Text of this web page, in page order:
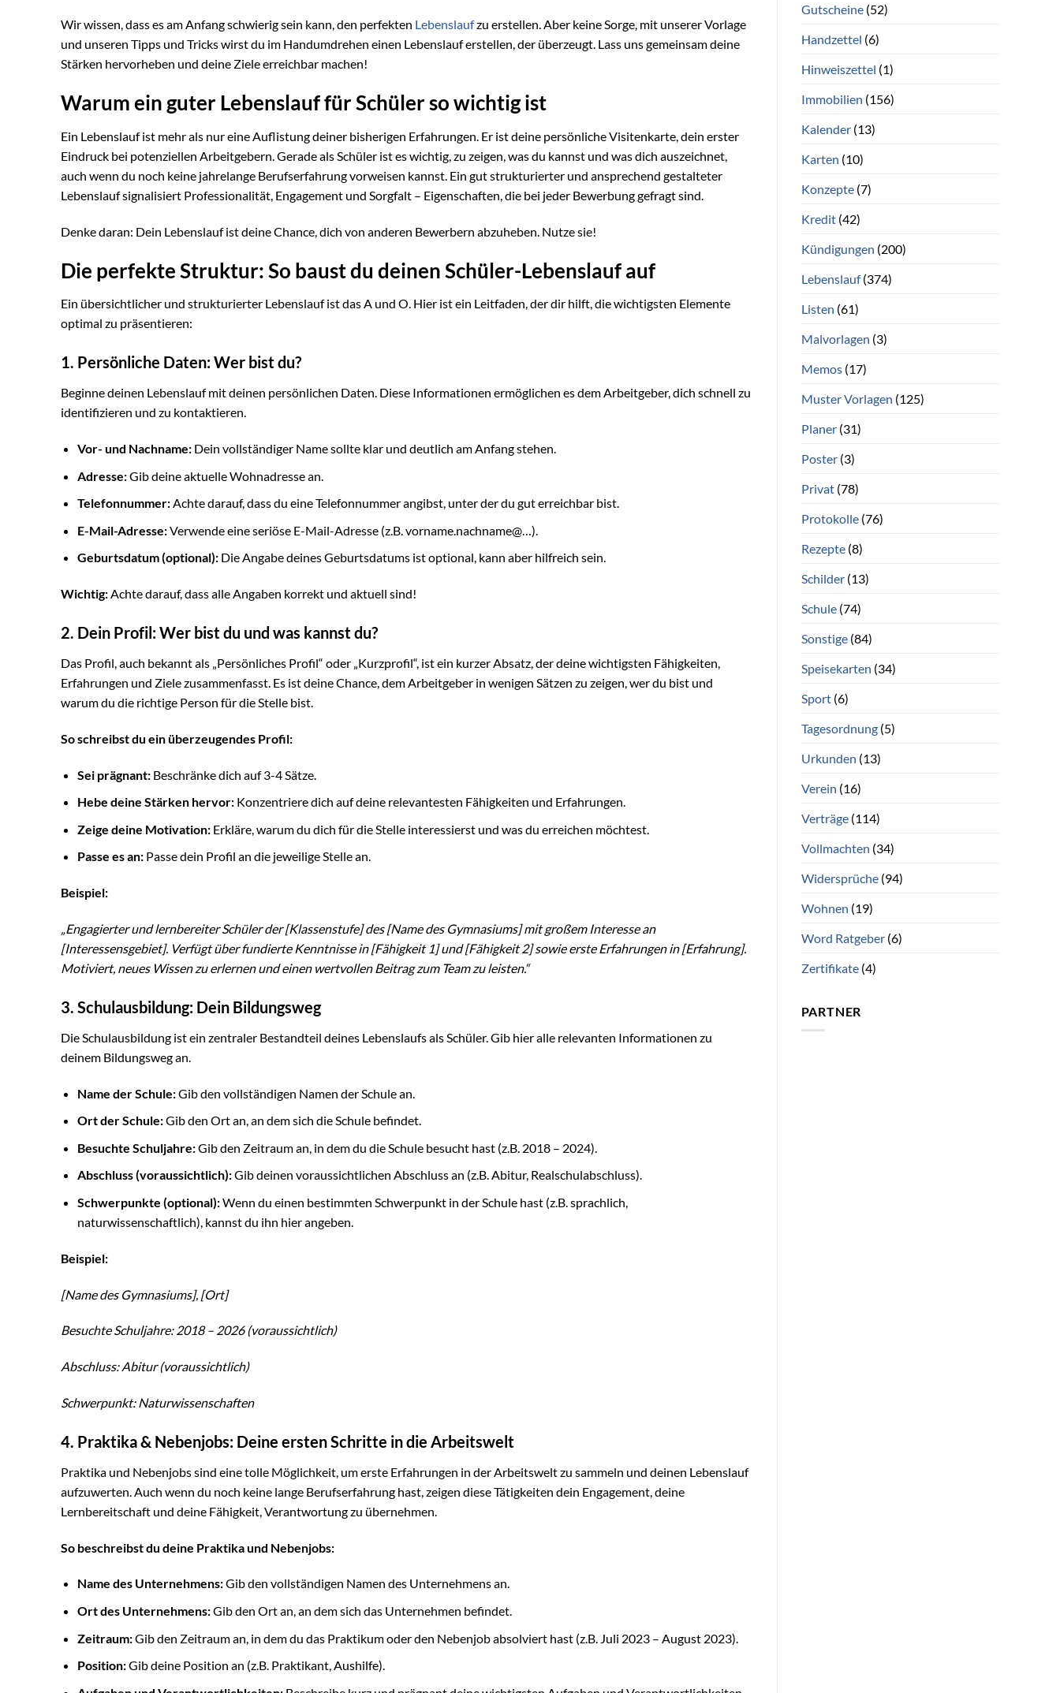
Wir wissen, dass es am Anfang schwierig sein kann, den perfekten Lebenslaufzu erstellen. Aber keine Sorge, mit unserer Vorlage
und unseren Tipps und Tricks wirst du im Handumdrehen einen Lebenslauf erstellen, der überzeugt. Lass uns gemeinsam deine
Stärken hervorheben und deine Ziele erreichbar machen!
Warum ein guter Lebenslauf für Schüler so wichtig ist
Ein Lebenslauf ist mehr als nur eine Auflistung deiner bisherigen Erfahrungen. Er ist deine persönliche Visitenkarte, dein erster
Eindruck bei potenziellen Arbeitgebern. Gerade als Schüler ist es wichtig, zu zeigen, was du kannst und was dich auszeichnet,
auch wenn du noch keine jahrelange Berufserfahrung vorweisen kannst. Ein gut strukturierter und ansprechend gestalteter
Lebenslauf signalisiert Professionalität, Engagement und Sorgfalt – Eigenschaften, die bei jeder Bewerbung gefragt sind.
Denke daran: Dein Lebenslauf ist deine Chance, dich von anderen Bewerbern abzuheben. Nutze sie!
Die perfekte Struktur: So baust du deinen Schüler-Lebenslauf auf
Ein übersichtlicher und strukturierter Lebenslauf ist das A und O. Hier ist ein Leitfaden, der dir hilft, die wichtigsten Elemente
optimal zu präsentieren:
1. Persönliche Daten: Wer bist du?
Beginne deinen Lebenslauf mit deinen persönlichen Daten. Diese Informationen ermöglichen es dem Arbeitgeber, dich schnell zu
identifizieren und zu kontaktieren.
Vor- und Nachname:Dein vollständiger Name sollte klar und deutlich am Anfang stehen.
Adresse:Gib deine aktuelle Wohnadresse an.
Telefonnummer:Achte darauf, dass du eine Telefonnummer angibst, unter der du gut erreichbar bist.
E-Mail-Adresse:Verwende eine seriöse E-Mail-Adresse (z.B. vorname.nachname@…).
Geburtsdatum (optional):Die Angabe deines Geburtsdatums ist optional, kann aber hilfreich sein.
Wichtig:Achte darauf, dass alle Angaben korrekt und aktuell sind!
2. Dein Profil: Wer bist du und was kannst du?
Das Profil, auch bekannt als „Persönliches Profil“ oder „Kurzprofil“, ist ein kurzer Absatz, der deine wichtigsten Fähigkeiten,
Erfahrungen und Ziele zusammenfasst. Es ist deine Chance, dem Arbeitgeber in wenigen Sätzen zu zeigen, wer du bist und
warum du die richtige Person für die Stelle bist.
So schreibst du ein überzeugendes Profil:
Sei prägnant:Beschränke dich auf 3-4 Sätze.
Hebe deine Stärken hervor:Konzentriere dich auf deine relevantesten Fähigkeiten und Erfahrungen.
Zeige deine Motivation:Erkläre, warum du dich für die Stelle interessierst und was du erreichen möchtest.
Passe es an:Passe dein Profil an die jeweilige Stelle an.
Beispiel:
„Engagierter und lernbereiter Schüler der [Klassenstufe] des [Name des Gymnasiums] mit großem Interesse an
[Interessensgebiet]. Verfügt über fundierte Kenntnisse in [Fähigkeit 1] und [Fähigkeit 2] sowie erste Erfahrungen in [Erfahrung].
Motiviert, neues Wissen zu erlernen und einen wertvollen Beitrag zum Team zu leisten.“
3. Schulausbildung: Dein Bildungsweg
Die Schulausbildung ist ein zentraler Bestandteil deines Lebenslaufs als Schüler. Gib hier alle relevanten Informationen zu
deinem Bildungsweg an.
Name der Schule:Gib den vollständigen Namen der Schule an.
Ort der Schule:Gib den Ort an, an dem sich die Schule befindet.
Besuchte Schuljahre:Gib den Zeitraum an, in dem du die Schule besucht hast (z.B. 2018 – 2024).
Abschluss (voraussichtlich):Gib deinen voraussichtlichen Abschluss an (z.B. Abitur, Realschulabschluss).
Schwerpunkte (optional):Wenn du einen bestimmten Schwerpunkt in der Schule hast (z.B. sprachlich,
naturwissenschaftlich), kannst du ihn hier angeben.
Beispiel:
[Name des Gymnasiums], [Ort]
Besuchte Schuljahre: 2018 – 2026 (voraussichtlich)
Abschluss: Abitur (voraussichtlich)
Schwerpunkt: Naturwissenschaften
4. Praktika & Nebenjobs: Deine ersten Schritte in die Arbeitswelt
Praktika und Nebenjobs sind eine tolle Möglichkeit, um erste Erfahrungen in der Arbeitswelt zu sammeln und deinen Lebenslauf
aufzuwerten. Auch wenn du noch keine lange Berufserfahrung hast, zeigen diese Tätigkeiten dein Engagement, deine
Lernbereitschaft und deine Fähigkeit, Verantwortung zu übernehmen.
So beschreibst du deine Praktika und Nebenjobs:
Name des Unternehmens:Gib den vollständigen Namen des Unternehmens an.
Ort des Unternehmens:Gib den Ort an, an dem sich das Unternehmen befindet.
Zeitraum:Gib den Zeitraum an, in dem du das Praktikum oder den Nebenjob absolviert hast (z.B. Juli 2023 – August 2023).
Position:Gib deine Position an (z.B. Praktikant, Aushilfe).
Gutscheine(52)
Handzettel (6)
Hinweiszettel (1)
Immobilien (156)
Kalender(13)
Karten (10)
Konzepte(7)
Kredit(42)
Kündigungen (200)
Lebenslauf(374)
Listen (61)
Malvorlagen (3)
Memos(17)
Muster Vorlagen (125)
Planer(31)
Poster(3)
Privat(78)
Protokolle(76)
Rezepte(8)
Schilder(13)
Schule(74)
Sonstige(84)
Speisekarten (34)
Sport(6)
Tagesordnung(5)
Urkunden (13)
Verein (16)
Verträge(114)
Vollmachten (34)
Widersprüche(94)
Wohnen (19)
Word Ratgeber(6)
Zertifikate(4)
PARTNER